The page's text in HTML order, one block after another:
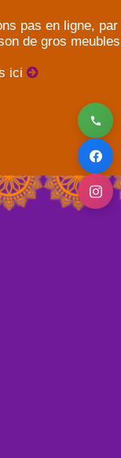
pas en ligne, par
de gros meubles
ici